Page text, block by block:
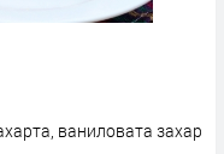
ваниловата захар